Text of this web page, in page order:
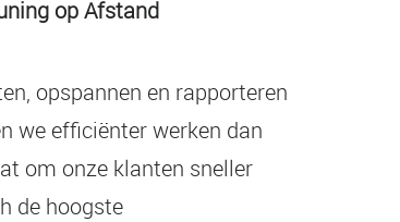
op Afstand
opspannen en rapporteren
we efficiënter werken dan
om onze klanten sneller
de hoogste